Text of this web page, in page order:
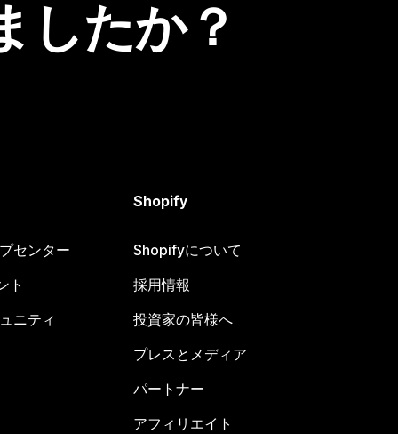
したか？
センター
ト
ニティ
Shopify
Shopifyについて
採用情報
投資家の皆様へ
プレスとメディア
パートナー
アフィリエイト